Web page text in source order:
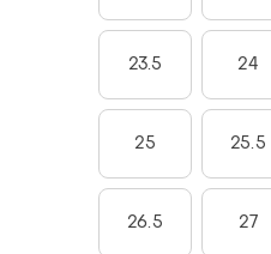
23.5 24
25 25.5
26.5 27